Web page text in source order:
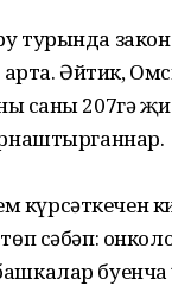
турында
Әйтик,
саны 207гә
күрсәткечен
сәбәп: